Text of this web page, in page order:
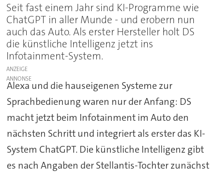
Seit fast einem Jahr sind KI-Programme wie
ChatGPT in aller Munde - und erobern nun
auch das Auto. Als erster Hersteller holt DS
die künstliche Intelligenz jetzt ins
Infotainment-System.
ANZEIGE
Alexa und die hauseigenen Systeme zur
Sprachbedienung waren nur der Anfang: DS
macht jetzt beim Infotainment im Auto den
nächsten Schritt und integriert als erster das KI-
System ChatGPT. Die künstliche Intelligenz gibt
es nach Angaben der Stellantis-Tochter zunächst